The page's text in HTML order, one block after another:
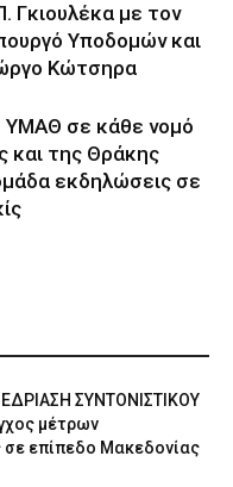
Γκιουλέκα με τον
Υποδομών και
Κώτσηρα
ΥΜΑΘ σε κάθε νομό
και της Θράκης
εκδηλώσεις σε
ΣΥΝΤΟΝΙΣΤΙΚΟΥ
μέτρων
επίπεδο Μακεδονίας